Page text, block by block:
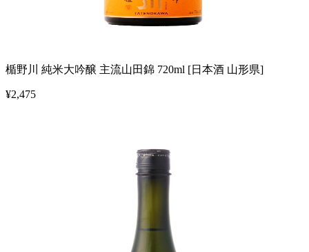
楯野川 純米大吟醸 主流山田錦 720ml [日本酒 山形県]
¥2,475